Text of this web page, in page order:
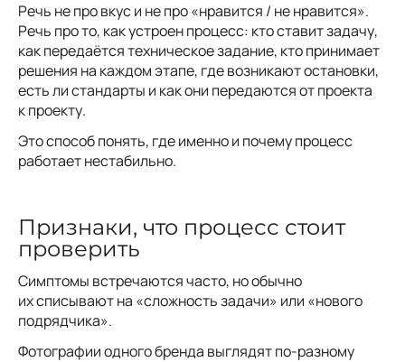
Речь не про вкус и не про «нравится / не нравится».
Речь про то, как устроен процесс: кто ставит задачу,
как передаётся техническое задание, кто принимает
решения на каждом этапе, где возникают остановки,
есть ли стандарты и как они передаются от проекта
к проекту.
Это способ понять, где именно и почему процесс
работает нестабильно.
Признаки, что процесс стоит
проверить
Симптомы встречаются часто, но обычно
их списывают на «сложность задачи» или «нового
подрядчика».
Фотографии одного бренда выглядят по-разному